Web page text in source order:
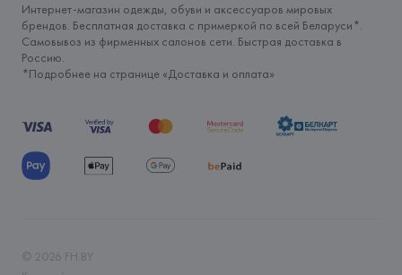
Интернет-магазин одежды, обуви и аксессуаров мировых
брендов. Бесплатная доставка с примеркой по всей Беларуси*.
Самовывоз из фирменных салонов сети. Быстрая доставка в
Россию.
*Подробнее на странице «Доставка и оплата»
© 2026 FH.BY